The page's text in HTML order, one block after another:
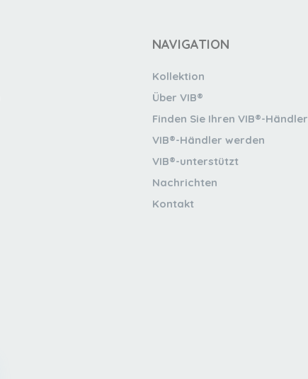
NAVIGATION
Kollektion
Über VIB®
Finden Sie Ihren VIB®-Händler
VIB®-Händler werden
VIB®-unterstützt
Nachrichten
Kontakt